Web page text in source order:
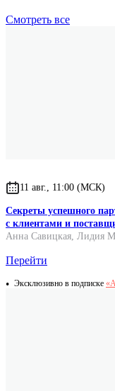
Смотреть все
11 авг., 11:00 (МСК)
Секреты успешного
с клиентами и
Анна Савицкая, Лидия
Перейти
Эксклюзивно в подписке